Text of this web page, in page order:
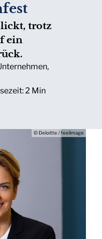
trotz
ein
,
2 Min
© Deloitte / feelimage